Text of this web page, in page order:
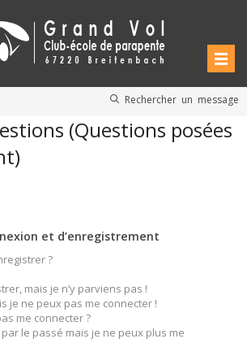
Rechercher un message
(Questions posées
et d’enregistrement
?
mais je n’y parviens pas !
je ne peux pas me connecter !
me connecter ?
le passé mais je ne peux plus me